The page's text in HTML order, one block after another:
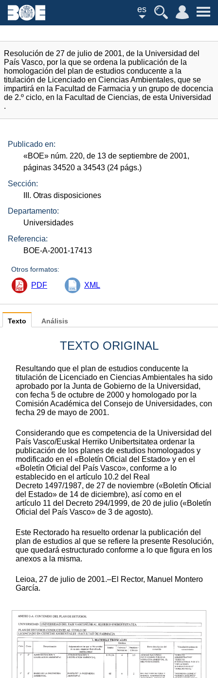
es
Resolución de 27 de julio de 2001, de la Universidad del
País Vasco, por la que se ordena la publicación de la
homologación del plan de estudios conducente a la
titulación de Licenciado en Ciencias Ambientales, que se
impartirá en la Facultad de Farmacia y un grupo de docencia
de 2.º ciclo, en la Facultad de Ciencias, de esta Universidad
.
Publicado en:
«BOE» núm. 220, de 13 de septiembre de 2001,
páginas 34520 a 34543 (24 págs.)
Sección:
III. Otras disposiciones
Departamento:
Universidades
Referencia:
BOE-A-2001-17413
Otros formatos:
PDF XML
Texto
TEXTO ORIGINAL
Resultando que el plan de estudios conducente la
titulación de Licenciado en Ciencias Ambientales ha sido
aprobado por la Junta de Gobierno de la Universidad,
con fecha 5 de octubre de 2000 y homologado por la
Comisión Académica del Consejo de Universidades, con
fecha 29 de mayo de 2001.
Considerando que es competencia de la Universidad del
País Vasco/Euskal Herriko Unibertsitatea ordenar la
publicación de los planes de estudios homologados y
modificado en el «Boletín Oficial del Estado» y en el
«Boletín Oficial del País Vasco», conforme a lo
establecido en el artículo 10.2 del Real
Decreto 1497/1987, de 27 de noviembre («Boletín Oficial
del Estado» de 14 de diciembre), así como en el
artículo 11 del Decreto 294/1999, de 20 de julio («Boletín
Oficial del País Vasco» de 3 de agosto).
Este Rectorado ha resuelto ordenar la publicación del
plan de estudios al que se refiere la presente Resolución,
que quedará estructurado conforme a lo que figura en los
anexos a la misma.
Leioa, 27 de julio de 2001.–El Rector, Manuel Montero
García.
Análisis